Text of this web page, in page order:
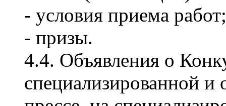
- условия приема работ;
- призы.
4.4. Объявления о
специализированной и